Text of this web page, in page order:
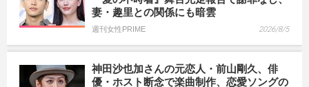
妻・趣里との関係にも暗雲
週刊女性PRIME 2026/8/5
神田沙也加さんの元恋人・前山剛久、俳
優・ホスト断念で楽曲制作、恋愛ソングの